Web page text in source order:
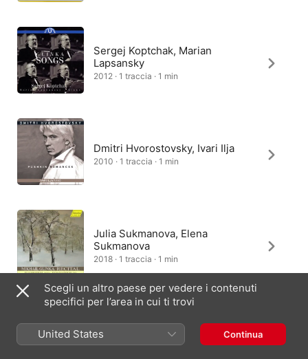
Sergej Koptchak, Marian
Lapsansky
2012 · 1 traccia · 1 min
Dmitri Hvorostovsky, Ivari Ilja
2010 · 1 traccia · 1 min
Julia Sukmanova, Elena
Sukmanova
2018 · 1 traccia · 1 min
Ирина Стародубцева, Жанна
Сбитнева
Scegli un altro paese per vedere i contenuti
specifici per l’area in cui ti trovi
United States Continua